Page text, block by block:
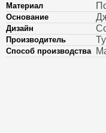
Материал
Основание
Дизайн
Производитель
Способ производства